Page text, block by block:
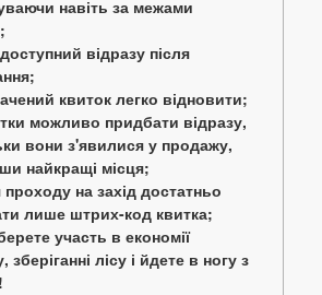
навіть за межами
відразу після
квиток легко відновити;
можливо придбати відразу,
вони з'явилися у продажу,
найкращі місця;
на захід достатньо
лише штрих-код квитка;
участь в економії
зберіганні лісу і йдете в ногу з